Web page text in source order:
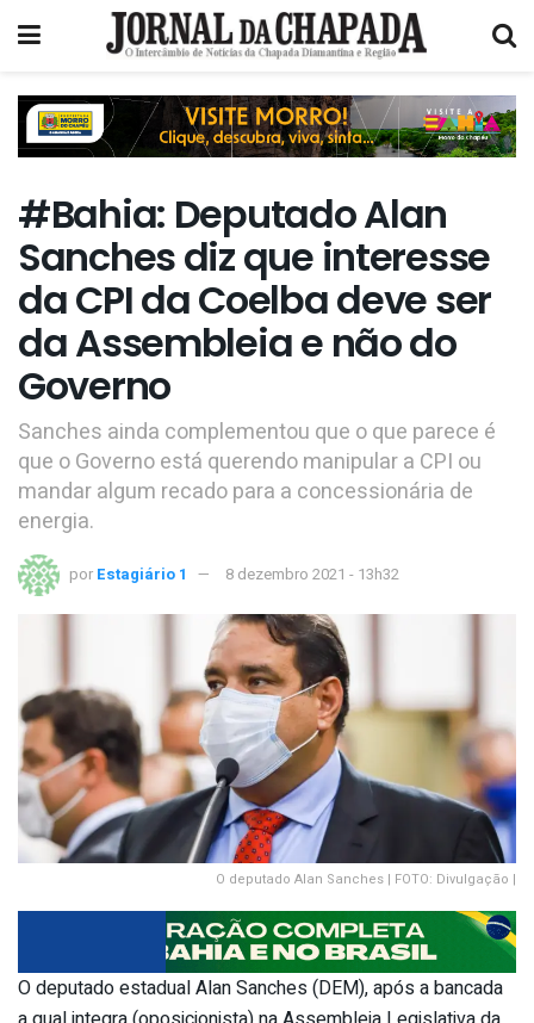
#Bahia: Deputado Alan
Sanches diz que interesse
da CPI da Coelba deve ser
da Assembleia e não do
Governo
Sanches ainda complementou que o que parece é
que o Governo está querendo manipular a CPI ou
mandar algum recado para a concessionária de
energia.
por Estagiário 1 8 dezembro 2021 - 13h32
O deputado Alan Sanches | FOTO: Divulgação |
O deputado estadual Alan Sanches (DEM), após a bancada